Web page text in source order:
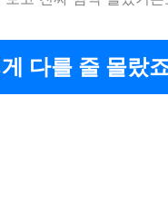
다를 줄 몰랐